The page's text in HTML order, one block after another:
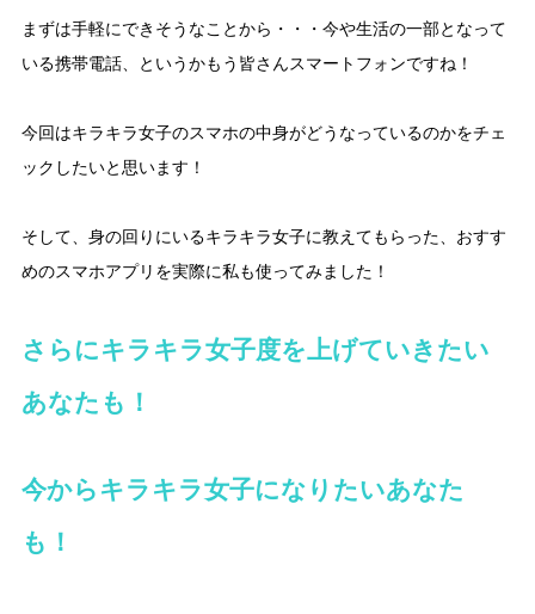
まずは手軽にできそうなことから・・・今や生活の一部となって
いる携帯電話、というかもう皆さんスマートフォンですね！
今回はキラキラ女子のスマホの中身がどうなっているのかをチェ
ックしたいと思います！
そして、身の回りにいるキラキラ女子に教えてもらった、おすす
めのスマホアプリを実際に私も使ってみました！
さらにキラキラ女子度を上げていきたい
あなたも！
今からキラキラ女子になりたいあなた
も！